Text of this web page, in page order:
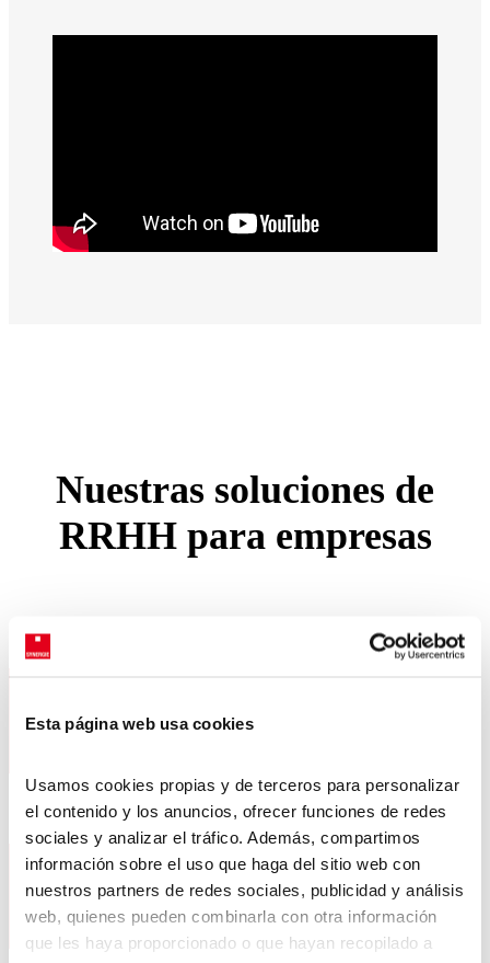
Esta página web usa cookies
Usamos cookies propias y de terceros para personalizar
el contenido y los anuncios, ofrecer funciones de redes
sociales y analizar el tráfico. Además, compartimos
información sobre el uso que haga del sitio web con
nuestros partners de redes sociales, publicidad y análisis
web, quienes pueden combinarla con otra información
que les haya proporcionado o que hayan recopilado a
Nuestras soluciones de
RRHH para empresas
Temporal
Selección
personal